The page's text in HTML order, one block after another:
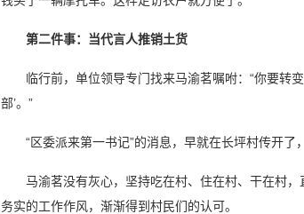
第二件事：当代言人推销土货
临行前，单位领导专门找来马渝茗嘱咐：“你要转变
部’。”
“区委派来第一书记”的消息，早就在长坪村传开了
马渝茗没有灰心，坚持吃在村、住在村、干在村，
务实的工作作风，渐渐得到村民们的认可。